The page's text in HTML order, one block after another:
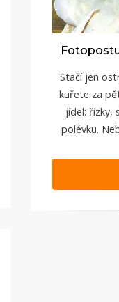
Stačí jen
kuřete za
jídel: řízky,
polévku.